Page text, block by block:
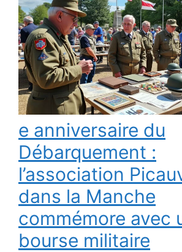
e anniversaire du
Débarquement :
l’association
dans la Manche
commémore avec
bourse militaire